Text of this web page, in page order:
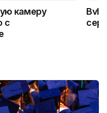
камеру
с